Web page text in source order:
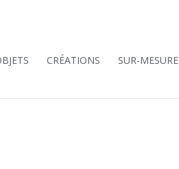
CRÉATIONS SUR-MESURE